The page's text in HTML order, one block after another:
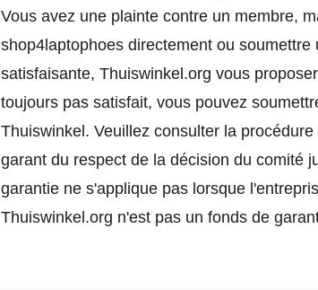
Vous avez une plainte contre un membre,
shop4laptophoes directement ou soumettre
satisfaisante, Thuiswinkel.org vous
toujours pas satisfait, vous pouvez
Thuiswinkel. Veuillez consulter la
garant du respect de la décision du comité
garantie ne s'applique pas lorsque
Thuiswinkel.org n'est pas un fonds de